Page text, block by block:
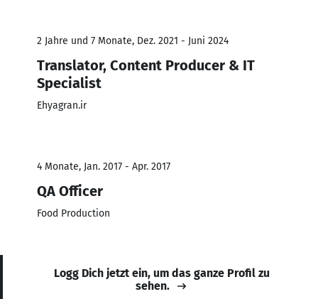
2 Jahre und 7 Monate, Dez. 2021 - Juni 2024
Translator, Content Producer & IT
Specialist
Ehyagran.ir
4 Monate, Jan. 2017 - Apr. 2017
QA Officer
Food Production
Logg Dich jetzt ein, um das ganze Profil zu
sehen.